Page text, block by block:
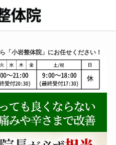
「小岩整体院」にお任せください！